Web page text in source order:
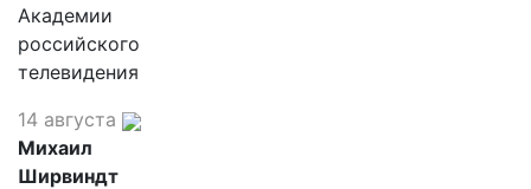
Академии
российского
телевидения
14 августа
Михаил
Ширвиндт